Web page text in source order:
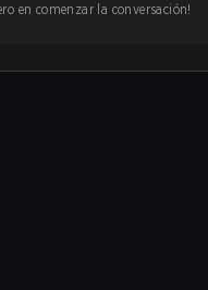
en comenzar la conversación!